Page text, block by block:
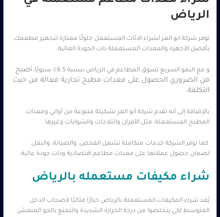
الرياض
توفر شركة ابو العز لشراء الاثاث المستعمل حلولًا ممتازة لتجهيز مطعمك
بأفضل الأجهزة والمعدات المستعملة ذات الجودة العالية.
و مع النمو السريع لسوق المطاعم في الرياض بنسبة 6.5٪ سنويًا، أ
صبح
من الضروري الحصول على معدات مطبخ تجارية فعالة من حيث
التكلفة.
بالإضافة إلى أنه تقدم شركة أبو العز تشكيلة متنوعة من أواني ومعدات
المطبخ المستعملة، مثل الأفران والثلاجات والشوايات وغيرها.
كما توفر الشركة خدمات متكاملة تشمل الفحص، والصيانة، والنقل،
لضمان حصول عملائها على معدات مطاعم اقتصادية وذات جودة عالية.
شراء مكيفات مستعمله بالرياض
يُعد شراء المكيفات المستعملة بالرياض خيارًا مثاليًا لأصحاب الدخل
المتوسط لكي يتخلصوا من درجة الحرارة الشديدة والتمتع بالجو المنعش